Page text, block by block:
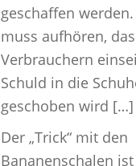
geschaffen
muss aufhören,
Verbrauchern
Schuld in die
geschoben wird […]
Der „Trick“ mit den
Bananenschalen